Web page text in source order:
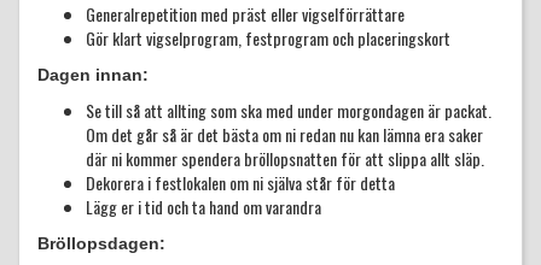
Generalrepetition med präst eller vigselförrättare
Gör klart vigselprogram, festprogram och placeringskort
Dagen innan:
Se till så att allting som ska med under morgondagen är packat.
Om det går så är det bästa om ni redan nu kan lämna era saker
där ni kommer spendera bröllopsnatten för att slippa allt släp.
Dekorera i festlokalen om ni själva står för detta
Lägg er i tid och ta hand om varandra
Bröllopsdagen: